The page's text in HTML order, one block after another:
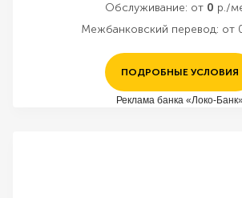
Обслуживание: от 0 р./
Межбанковский перевод: от
ПОДРОБНЫЕ УСЛОВИЯ
Реклама банка «Локо-